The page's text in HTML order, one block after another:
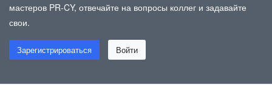
мастеров PR-CY, отвечайте на вопросы коллег и задавайте
свои.
Зарегистрироваться Войти